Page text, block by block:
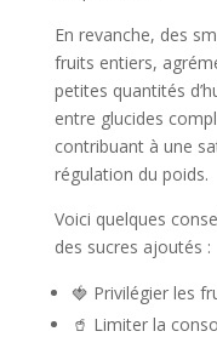
En revanche, des
fruits entiers,
petites quantités
entre glucides
contribuant à une
régulation du poids.
Voici quelques
des sucres ajoutés :
🍓 Privilégier les
🥤 Limiter la